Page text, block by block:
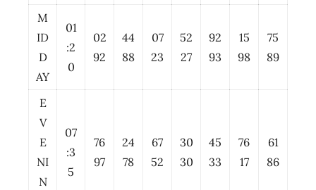
M
ID
D
AY
01
:2
0
02
92
44
88
07
23
52
27
92
93
15
98
75
89
E
V
E
NI
N
07
:3
5
76
97
24
78
67
52
30
30
45
33
76
17
61
86